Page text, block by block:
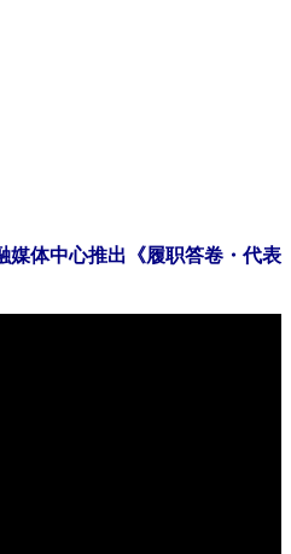
媒体中心推出《履职答卷・代表